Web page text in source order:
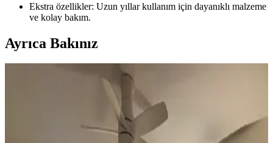
Ekstra özellikler: Uzun yıllar kullanım için dayanıklı malzeme
ve kolay bakım.
Ayrıca Bakınız
Koltuk ve Aksesuar Sandalyelerde Renk Uyumu ve
Dekorasyonda Görsel Denge Sağlama Yöntemleri
Koltuk ve aksesuar sandalyelerde renk uyumsuzluğu görsel rekabete
yol açabilir. Halı, perde, yastık ve mobilya yerleşimi ile renkler
dengelenerek mekanın estetik bütünlüğü sağlanır.